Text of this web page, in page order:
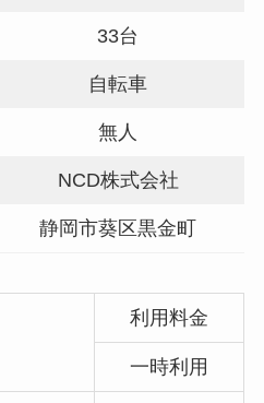
33台
自転車
無人
NCD株式会社
静岡市葵区黒金町
利用料金
一時利用